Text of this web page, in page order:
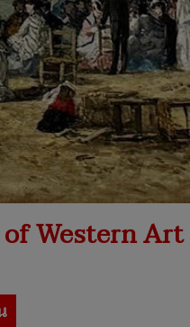
Western Art